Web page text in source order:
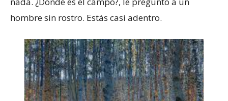
hombre sin rostro. Estás casi adentro.